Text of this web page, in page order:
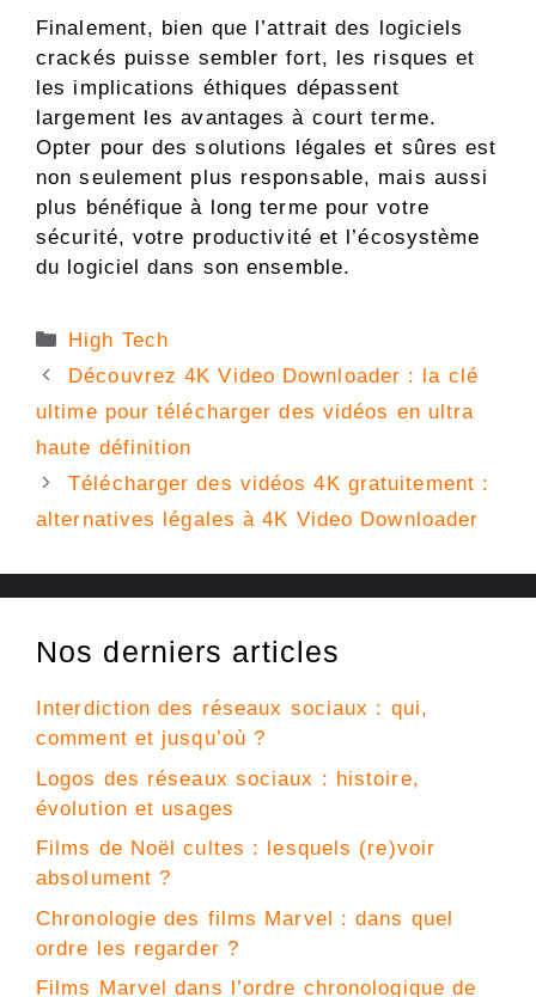
Finalement, bien que l’attrait des logiciels
crackés puisse sembler fort, les risques et
les implications éthiques dépassent
largement les avantages à court terme.
Opter pour des solutions légales et sûres est
non seulement plus responsable, mais aussi
plus bénéfique à long terme pour votre
sécurité, votre productivité et l’écosystème
du logiciel dans son ensemble.
Catégories
High Tech
Découvrez 4K Video Downloader : la clé
ultime pour télécharger des vidéos en ultra
haute définition
Télécharger des vidéos 4K gratuitement :
alternatives légales à 4K Video Downloader
Nos derniers articles
Interdiction des réseaux sociaux : qui,
comment et jusqu’où ?
Logos des réseaux sociaux : histoire,
évolution et usages
Films de Noël cultes : lesquels (re)voir
absolument ?
Chronologie des films Marvel : dans quel
ordre les regarder ?
Films Marvel dans l’ordre chronologique de